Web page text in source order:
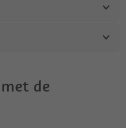
de